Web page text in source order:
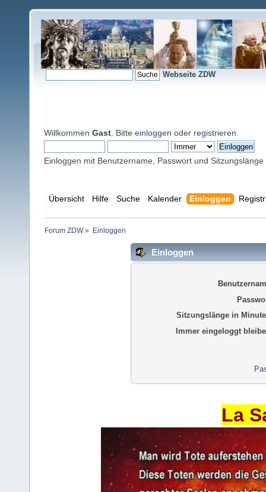
Webseite ZDW
Willkommen Gast . Bitte einloggen oder registrieren
Einloggen mit Benutzername, Passwort und Sitzungslänge
Übersicht Hilfe Suche Kalender Einloggen
Forum ZDW» Einloggen
Einloggen
Sitzungslänge in
Immer eingeloggt
La